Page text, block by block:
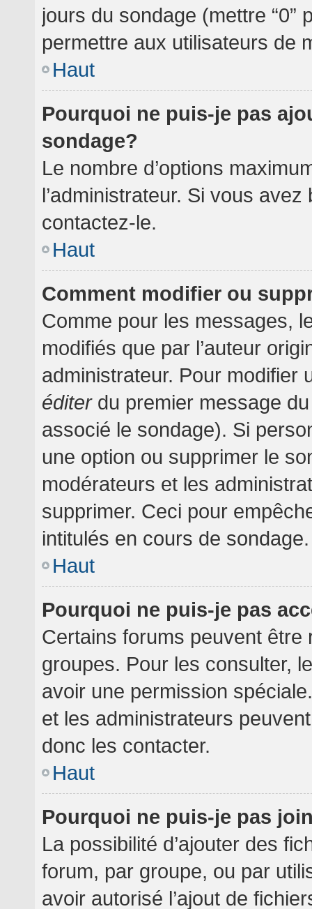
jours du sondage (mettre “0”
permettre aux utilisateurs de
Haut
Pourquoi ne puis-je pas
sondage?
Le nombre d’options
l’administrateur. Si vous
contactez-le.
Haut
Comment modifier ou
Comme pour les messages,
modifiés que par l’auteur
administrateur. Pour modifier
éditerdu premier message
associé le sondage). Si
une option ou supprimer le
modérateurs et les
supprimer. Ceci pour
intitulés en cours de sondage.
Haut
Pourquoi ne puis-je pas
Certains forums peuvent
groupes. Pour les consulter,
avoir une permission
et les administrateurs
donc les contacter.
Haut
Pourquoi ne puis-je pas
La possibilité d’ajouter des
forum, par groupe, ou par
avoir autorisé l’ajout de